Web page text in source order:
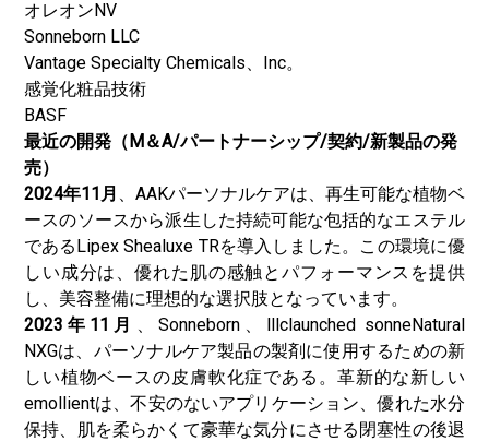
オレオンNV
Sonneborn LLC
Vantage Specialty Chemicals、Inc。
感覚化粧品技術
BASF
最近の開発（M＆A/パートナーシップ/契約/新製品の発
売）
2024年11月 、AAKパーソナルケアは、再生可能な植物ベ
ースのソースから派生した持続可能な包括的なエステル
であるLipex Shealuxe TRを導入しました。この環境に優
しい成分は、優れた肌の感触とパフォーマンスを提供
し、美容整備に理想的な選択肢となっています。
2023年11月 、Sonneborn、lllclaunched sonneNatural
NXGは、パーソナルケア製品の製剤に使用するための新
しい植物ベースの皮膚軟化症である。革新的な新しい
emollientは、不安のないアプリケーション、優れた水分
保持、肌を柔らかくて豪華な気分にさせる閉塞性の後退